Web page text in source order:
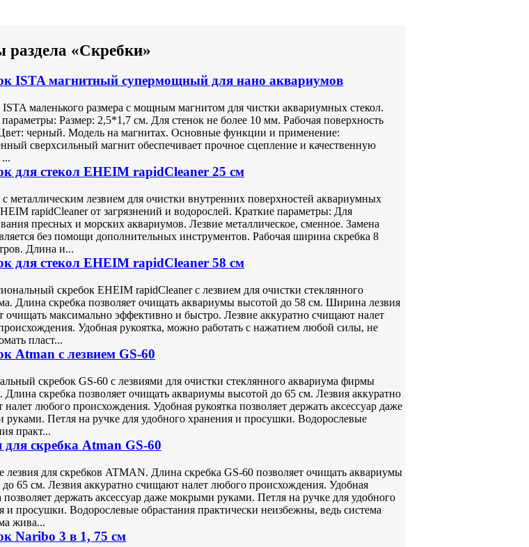
раздела «Скребки»
ISTA магнитный супермощный для нано аквариумов
маленького размера с мощным магнитом для чистки аквариумных стекол.
Размер: 2,5*1,7 см. Для стенок не более 10 мм. Рабочая поверхность
черный. Модель на магнитах. Основные функции и применение:
сверхсильный магнит обеспечивает прочное сцепление и качественную
для стекол EHEIM rapidCleaner 25 см
металлическим лезвием для очистки внутренних поверхностей аквариумных
rapidCleaner от загрязнений и водорослей. Краткие параметры: Для
пресных и морских аквариумов. Лезвие металлическое, сменное. Замена
без помощи дополнительных инструментов. Рабочая ширина скребка 8
Длина и...
для стекол EHEIM rapidCleaner 58 см
скребок EHEIM rapidCleaner с лезвием для очистки стеклянного
Длина скребка позволяет очищать аквариумы высотой до 58 см. Ширина лезвия
очищать максимально эффективно и быстро. Лезвие аккуратно счищают налет
Удобная рукоятка, можно работать с нажатием любой силы, не
пласт...
Atman с лезвием GS-60
скребок GS-60 с лезвиями для очистки стеклянного аквариума фирмы
скребка позволяет очищать аквариумы высотой до 65 см. Лезвия аккуратно
любого происхождения. Удобная рукоятка позволяет держать аксессуар даже
Петля на ручке для удобного хранения и просушки. Водорослевые
практ...
для скребка Atman GS-60
для скребков ATMAN. Длина скребка GS-60 позволяет очищать аквариумы
65 см. Лезвия аккуратно счищают налет любого происхождения. Удобная
позволяет держать аксессуар даже мокрыми руками. Петля на ручке для удобного
и просушки. Водорослевые обрастания практически неизбежны, ведь система
жива...
Naribo 3 в 1, 75 см